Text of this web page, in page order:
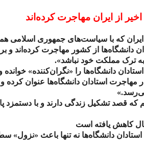
از ایران مهاجرت کرده‌اند
که با سیاست‌های جمهوری اسلامی
دانشگاه‌ها از کشور مهاجرت کرده‌اند
به ترک مملکت خود نباشد».
دانشگاه‌ها را «نگران‌کننده»
مهاجرت استادان دانشگاه‌ها عنوان
قصد تشکیل زندگی دارند و با دستمزد
کاهش یافته است
دانشگاه‌ها نه تنها باعث «نزول»